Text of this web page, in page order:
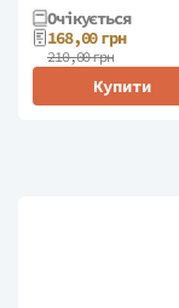
Очікується
168,00 грн
210,00 грн
Купити